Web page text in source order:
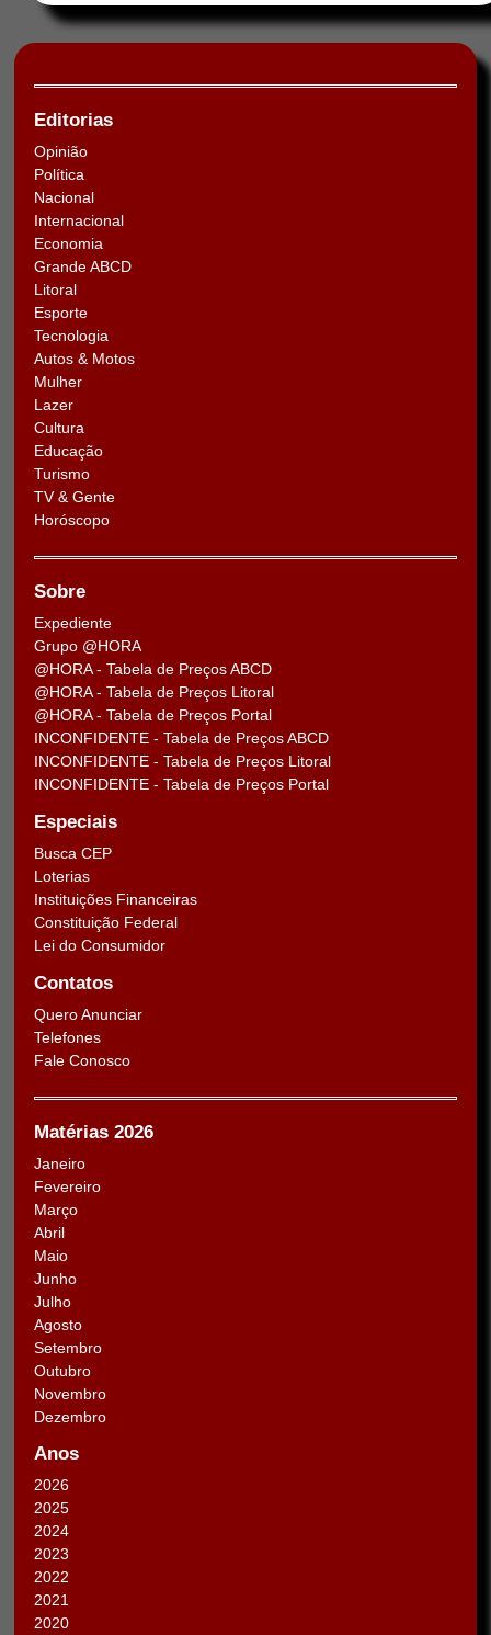
Editorias
Opinião
Política
Nacional
Internacional
Economia
Grande ABCD
Litoral
Esporte
Tecnologia
Autos & Motos
Mulher
Lazer
Cultura
Educação
Turismo
TV & Gente
Horóscopo
Sobre
Expediente
Grupo @HORA
@HORA - Tabela de Preços ABCD
@HORA - Tabela de Preços Litoral
@HORA - Tabela de Preços Portal
INCONFIDENTE - Tabela de Preços ABCD
INCONFIDENTE - Tabela de Preços Litoral
INCONFIDENTE - Tabela de Preços Portal
Especiais
Busca CEP
Loterias
Instituições Financeiras
Constituição Federal
Lei do Consumidor
Contatos
Quero Anunciar
Telefones
Fale Conosco
Matérias 2026
Janeiro
Fevereiro
Março
Abril
Maio
Junho
Julho
Agosto
Setembro
Outubro
Novembro
Dezembro
Anos
2026
2025
2024
2023
2022
2021
2020